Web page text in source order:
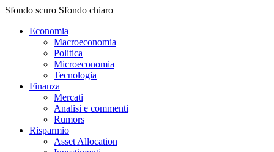
Sfondo scuro Sfondo chiaro
Economia
Macroeconomia
Politica
Microeconomia
Tecnologia
Finanza
Mercati
Analisi e commenti
Rumors
Risparmio
Asset Allocation